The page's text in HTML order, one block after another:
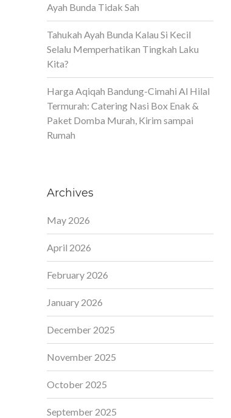
Ayah Bunda Tidak Sah
Tahukah Ayah Bunda Kalau Si Kecil
Selalu Memperhatikan Tingkah Laku
Kita?
Harga Aqiqah Bandung-Cimahi Al Hilal
Termurah: Catering Nasi Box Enak &
Paket Domba Murah, Kirim sampai
Rumah
Archives
May 2026
April 2026
February 2026
January 2026
December 2025
November 2025
October 2025
September 2025